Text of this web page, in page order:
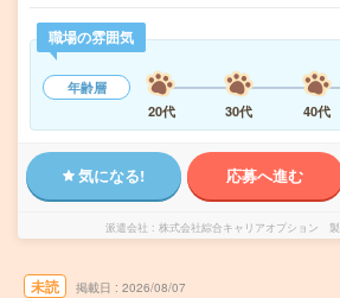
職場の雰囲気
年齢層
20代
30代 40代
気になる! 応募へ進む
派遣会社 株式会社綜合キャリアオプション 製
未読 掲載日 2026/08/07